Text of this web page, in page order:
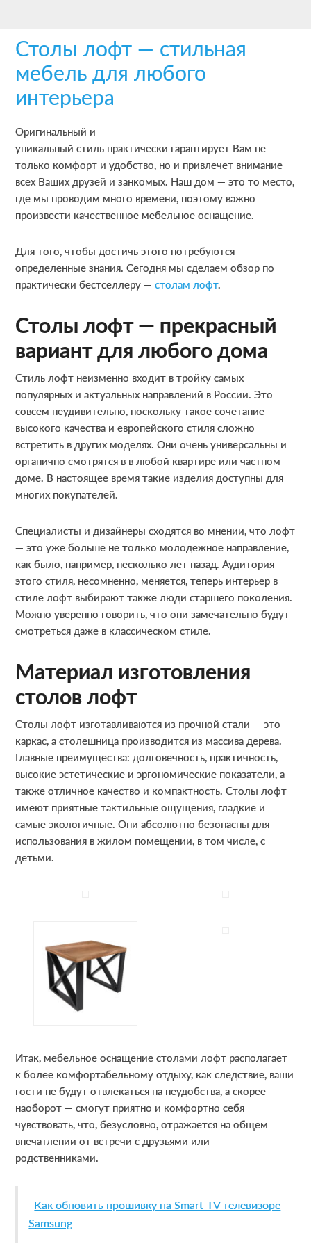
main
content
primary
sidebar
footer
Столы лофт — стильная
мебель для любого
интерьера
Оригинальный и
уникальный стиль практически гарантирует Вам не
только комфорт и удобство, но и привлечет внимание
всех Ваших друзей и занкомых. Наш дом — это то место,
где мы проводим много времени, поэтому важно
произвести качественное мебельное оснащение.
Для того, чтобы достичь этого потребуются
определенные знания. Сегодня мы сделаем обзор по
практически бестселлеру —столам лофт.
Столы лофт — прекрасный
вариант для любого дома
Стиль лофт неизменно входит в тройку самых
популярных и актуальных направлений в России. Это
совсем неудивительно, поскольку такое сочетание
высокого качества и европейского стиля сложно
встретить в других моделях. Они очень универсальны и
органично смотрятся в в любой квартире или частном
доме. В настоящее время такие изделия доступны для
многих покупателей.
Специалисты и дизайнеры сходятся во мнении, что лофт
— это уже больше не только молодежное направление,
как было, например, несколько лет назад. Аудитория
этого стиля, несомненно, меняется, теперь интерьер в
стиле лофт выбирают также люди старшего поколения.
Можно уверенно говорить, что они замечательно будут
смотреться даже в классическом стиле.
Материал изготовления
столов лофт
Столы лофт изготавливаются из прочной стали — это
каркас, а столешница производится из массива дерева.
Главные преимущества: долговечность, практичность,
высокие эстетические и эргономические показатели, а
также отличное качество и компактность. Столы лофт
имеют приятные тактильные ощущения, гладкие и
самые экологичные. Они абсолютно безопасны для
использования в жилом помещении, в том числе, с
детьми.
Итак, мебельное оснащение столами лофт располагает
к более комфортабельному отдыху, как следствие, ваши
гости не будут отвлекаться на неудобства, а скорее
наоборот — смогут приятно и комфортно себя
чувствовать, что, безусловно, отражается на общем
впечатлении от встречи с друзьями или
родственниками.
Как обновить прошивку на Smart-TV телевизоре
Samsung